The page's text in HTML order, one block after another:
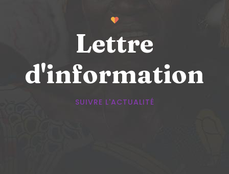
Lettre
d'information
SUIVRE L'ACTUALITÉ